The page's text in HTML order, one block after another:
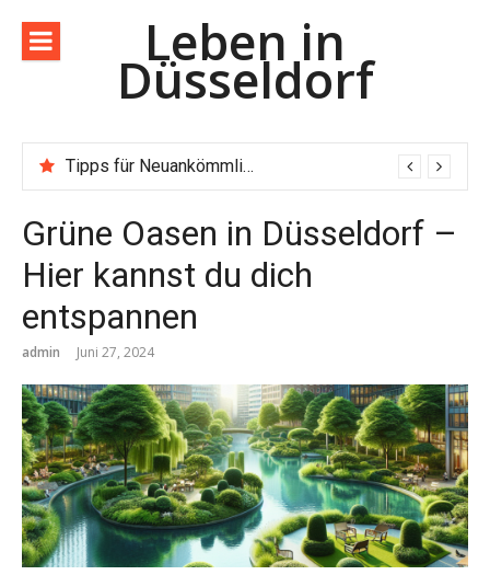
zum
Inhalt
Leben in
Düsseldorf
Tipps für Neuankömmlinge in Düsseldorf – Dein Wegweiser für den Neustart
Grüne Oasen in Düsseldorf –
Hier kannst du dich
entspannen
admin Juni 27, 2024